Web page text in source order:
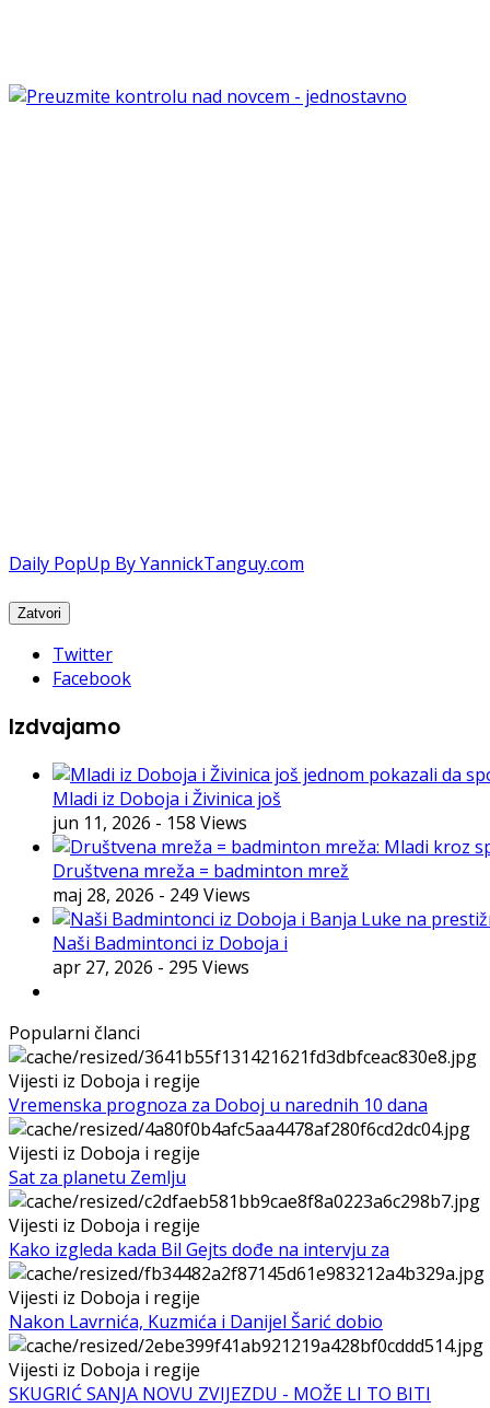
Daily PopUp By YannickTanguy.com
Twitter
Facebook
Izdvajamo
Mladi iz Doboja i Živinica još
jun 11, 2026 - 158 Views
Društvena mreža = badminton mrež
maj 28, 2026 - 249 Views
Naši Badmintonci iz Doboja i
apr 27, 2026 - 295 Views
Popularni članci
Vijesti iz Doboja i regije
Vremenska prognoza za Doboj u narednih 10 dana
Vijesti iz Doboja i regije
Sat za planetu Zemlju
Vijesti iz Doboja i regije
Kako izgleda kada Bil Gejts dođe na intervju za
Vijesti iz Doboja i regije
Nakon Lavrnića, Kuzmića i Danijel Šarić dobio
Vijesti iz Doboja i regije
SKUGRIĆ SANJA NOVU ZVIJEZDU - MOŽE LI TO BITI